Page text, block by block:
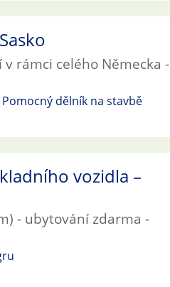
rámci celého Německa -
Pomocný dělník na stavbě
vozidla –
- ubytování zdarma -